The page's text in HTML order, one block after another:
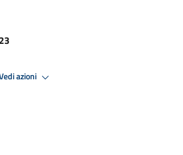
azioni